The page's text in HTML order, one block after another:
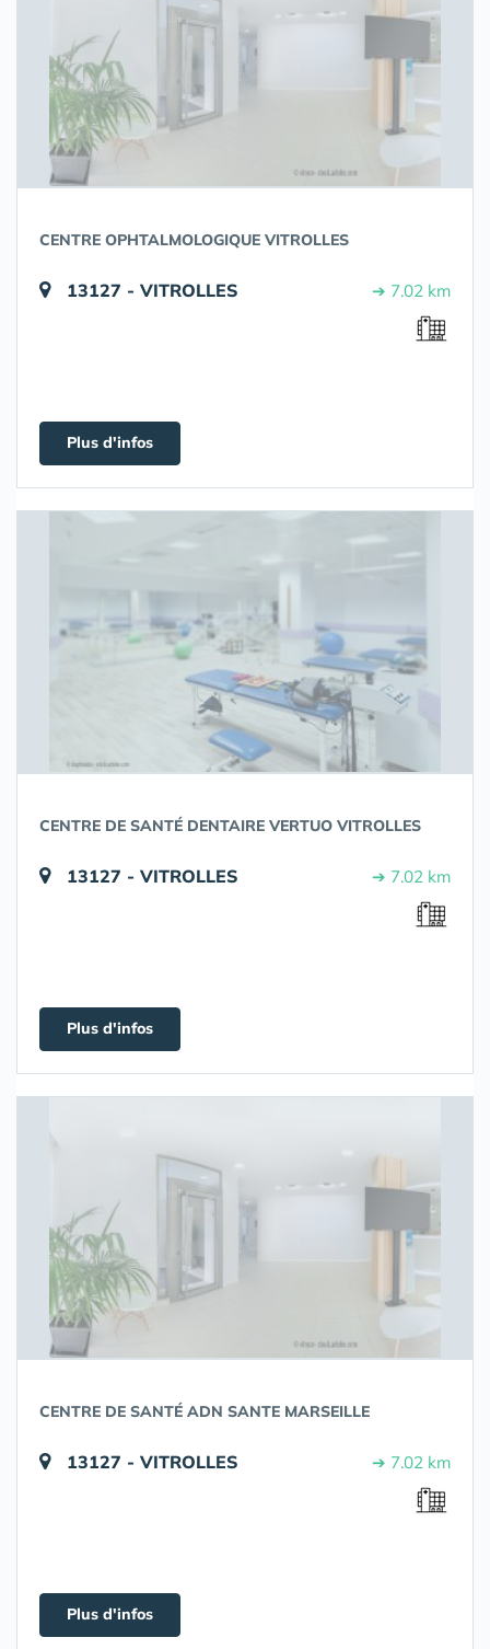
CENTRE OPHTALMOLOGIQUE VITROLLES
13127 - VITROLLES ➔ 7.02 km
Plus d'infos
CENTRE DE SANTÉ DENTAIRE VERTUO VITROLLES
13127 - VITROLLES ➔ 7.02 km
Plus d'infos
CENTRE DE SANTÉ ADN SANTE MARSEILLE
13127 - VITROLLES ➔ 7.02 km
Plus d'infos